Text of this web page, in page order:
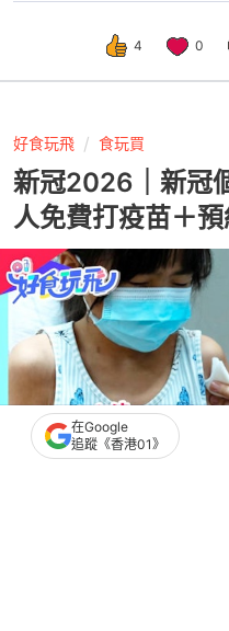
4 0
好食玩飛 食玩買
新冠2026｜新冠
人免費打疫苗＋
在Google
追蹤《香港01》